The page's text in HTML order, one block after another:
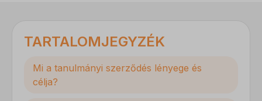
TARTALOMJEGYZÉK
Mi a tanulmányi szerződés lényege és
célja?